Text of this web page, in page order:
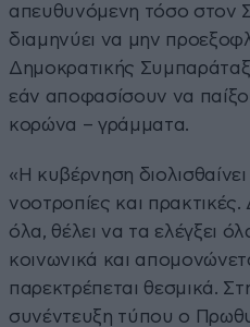
απευθυνόμενη τόσο στον
διαμηνύει να μην
Δημοκρατικής
εάν αποφασίσουν να
κορώνα – γράμματα.
«Η κυβέρνηση
νοοτροπίες και πρακτικές.
όλα, θέλει να τα ελέγξει
κοινωνικά και
παρεκτρέπεται θεσμικά.
συνέντευξη τύπου ο